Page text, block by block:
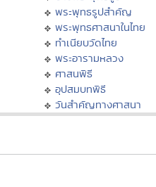
พระพุทธรูปสำคัญ
พระพุทธศาสนาในไทย
ทำเนียบวัดไทย
พระอารามหลวง
ศาสนพิธี
อุปสมบทพิธี
วันสำคัญทางศาสนา